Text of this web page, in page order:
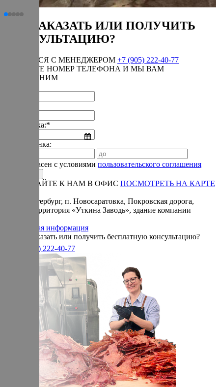
КАК ЗАКАЗАТЬ ИЛИ ПОЛУЧИТЬ
КОНСУЛЬТАЦИЮ?
СВЯЗАТЬСЯ С МЕНЕДЖЕРОМ +7 (905) 222-40-77
ОСТАВЬТЕ НОМЕР ТЕЛЕФОНА И МЫ ВАМ
ПЕРЕЗВОНИМ
Дата звонка:*
Время звонка:
Я согласен с условиями пользовательского соглашения
ПРИЕЗЖАЙТЕ К НАМ В ОФИС ПОСМОТРЕТЬ НА КАРТЕ
Санкт-Петербург, п. Новосаратовка, Покровская дорога,
частная территория «Уткина Заводь», здание компании
Справочная информация
Хотите заказать или получить бесплатную консультацию?
+7(905) 222-40-77